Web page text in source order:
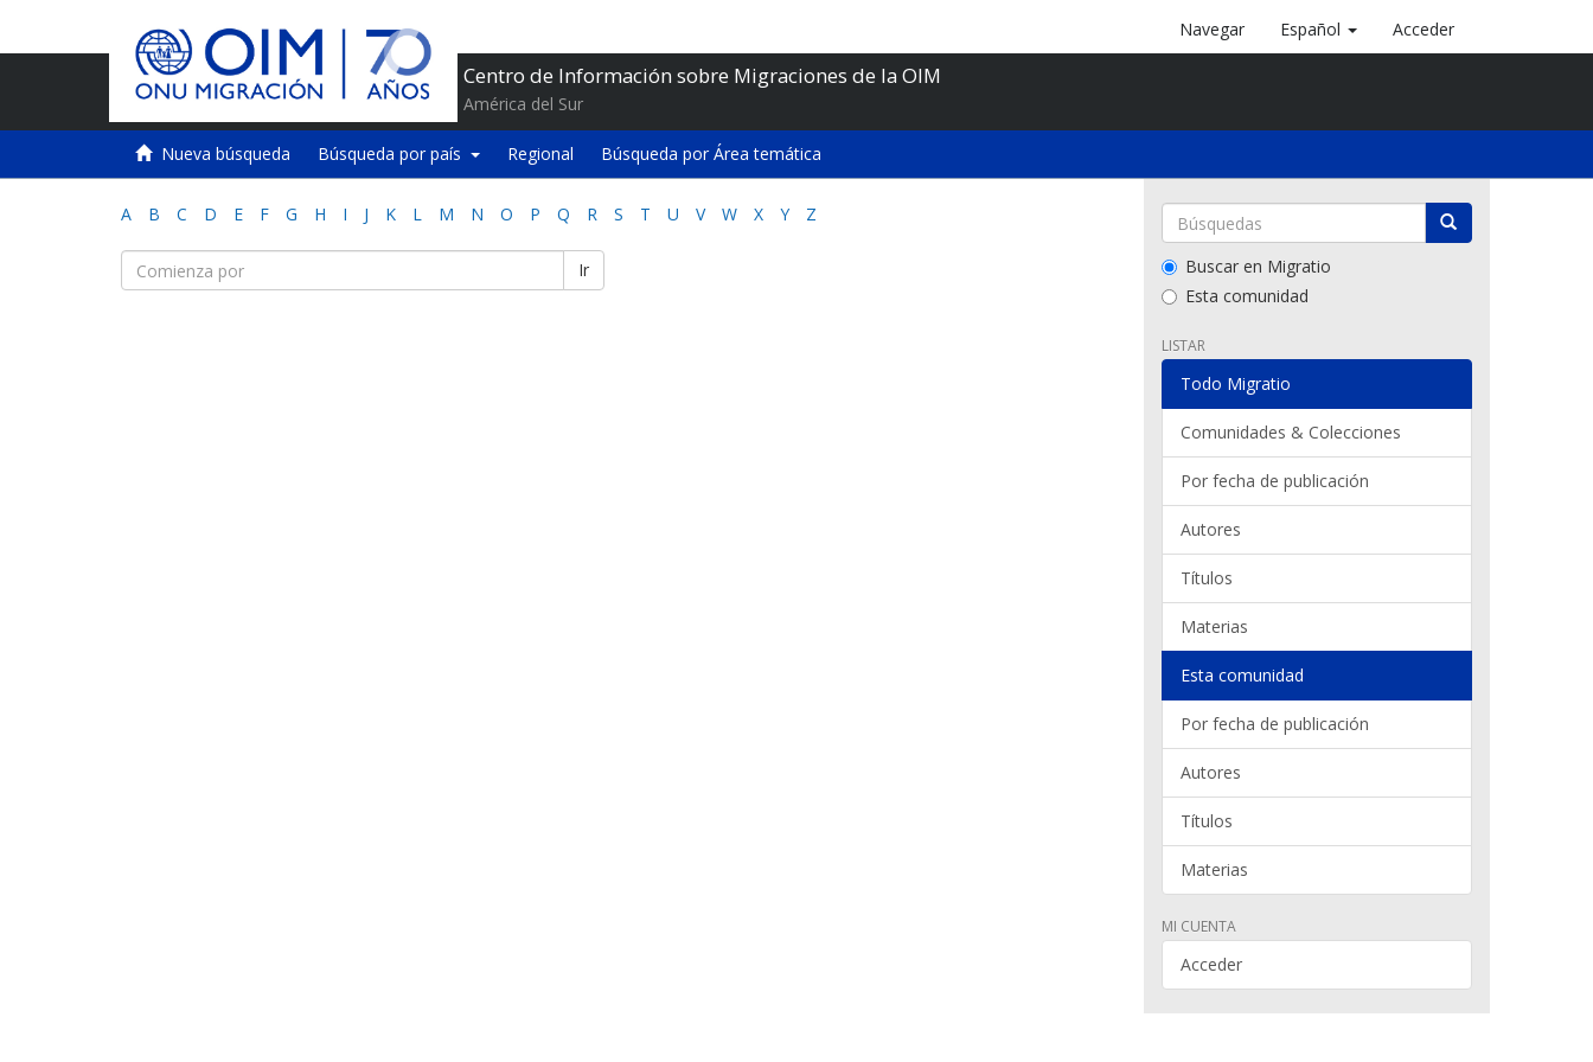
Centro de Información sobre Migraciones de la OIM
América del Sur
Navegar Español Acceder
Nueva búsqueda Búsqueda por país Regional Búsqueda por Área temática
A B C D E F G H I J K L M N O P Q R S T U V W X Y Z
Ir
Buscar en Migratio
Esta comunidad
LISTAR
Todo Migratio
Comunidades & Colecciones
Por fecha de publicación
Autores
Títulos
Materias
Esta comunidad
Por fecha de publicación
Autores
Títulos
Materias
MI CUENTA
Acceder